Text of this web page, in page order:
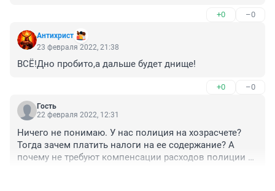
+0 –0
Антихрист
23 февраля 2022, 21:38
ВСЁ!Дно пробито,а дальше будет днище!
+0 –0
Гость
22 февраля 2022, 12:31
Ничего не понимаю. У нас полиция на хозрасчете?
Тогда зачем платить налоги на ее содержание? А
почему не требуют компенсации расходов полиции с